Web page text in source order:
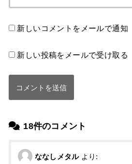
18件のコメント
ななしメタル より:
新しいコメントをメールで通知
新しい投稿をメールで受け取る